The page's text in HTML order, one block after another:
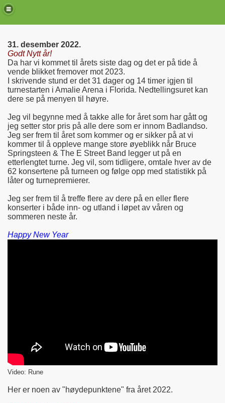
31. desember 2022.
Godt Nytt år!
Da har vi kommet til årets siste dag og det er på tide å
vende blikket fremover mot 2023.
I skrivende stund er det 31 dager og 14 timer igjen til
turnestarten i Amalie Arena i Florida. Nedtellingsuret kan
dere se på menyen til høyre.
Jeg vil begynne med å takke alle for året som har gått og
jeg setter stor pris på alle dere som er innom Badlandso.
Jeg ser frem til året som kommer og er sikker på at vi
kommer til å oppleve mange store øyeblikk når Bruce
Springsteen & The E Street Band legger ut på en
etterlengtet turne. Jeg vil, som tidligere, omtale hver av de
62 konsertene på turneen og følge opp med statistikk på
låter og turnepremierer.
Jeg ser frem til å treffe flere av dere på en eller flere
konserter i både inn- og utland i løpet av våren og
sommeren neste år.
Happy New Year
Video: Rune
Her er noen av "høydepunktene" fra året 2022.